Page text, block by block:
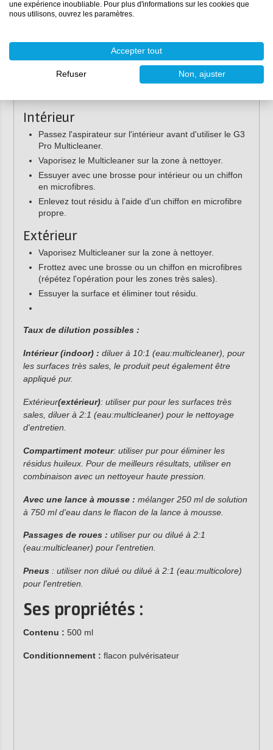
carrosserie)
Le nettoyant universel Farécla est facile à utiliser et
convient à l'intérieur et à l'extérieur de votre voiture.
Suivez les instructions ci-dessous pour un résultat optimal
Intérieur
Passez l'aspirateur sur l'intérieur avant d'utiliser le G3
Pro Multicleaner.
Vaporisez le Multicleaner sur la zone à nettoyer.
Essuyer avec une brosse pour intérieur ou un chiffon
en microfibres.
Enlevez tout résidu à l'aide d'un chiffon en microfibre
propre.
Extérieur
Vaporisez Multicleaner sur la zone à nettoyer.
Frottez avec une brosse ou un chiffon en microfibres
(répétez l'opération pour les zones très sales).
Essuyer la surface et éliminer tout résidu.
Taux de dilution possibles :
Intérieur (indoor) : diluer à 10:1 (eau:multicleaner), pour
les surfaces très sales, le produit peut également être
appliqué pur.
Extérieur(extérieur): utiliser pur pour les surfaces très
sales, diluer à 2:1 (eau:multicleaner) pour le nettoyage
d'entretien.
Compartiment moteur: utiliser pur pour éliminer les
résidus huileux. Pour de meilleurs résultats, utiliser en
combinaison avec un nettoyeur haute pression.
Avec une lance à mousse : mélanger 250 ml de solution
à 750 ml d'eau dans le flacon de la lance à mousse.
Passages de roues : utiliser pur ou dilué à 2:1
(eau:multicleaner) pour l'entretien.
Pneus : utiliser non dilué ou dilué à 2:1 (eau:multicolore)
pour l'entretien.
Ses propriétés :
Contenu : 500 ml
Conditionnement : flacon pulvérisateur
une expérience inoubliable. Pour plus d'informations sur les cookies que
nous utilisons, ouvrez les paramètres.
Accepter tout
Refuser Non, ajuster